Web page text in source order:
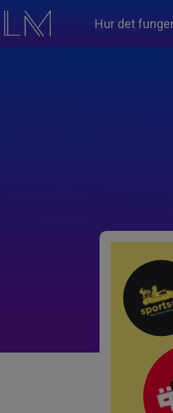
Hur det